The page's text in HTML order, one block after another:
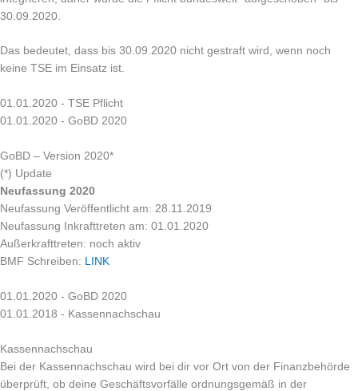
30.09.2020.
Das bedeutet, dass bis 30.09.2020 nicht gestraft wird, wenn noch
keine TSE im Einsatz ist.
01.01.2020 - TSE Pflicht
01.01.2020 - GoBD 2020
GoBD – Version 2020*
(*) Update
Neufassung 2020
Neufassung Veröffentlicht am: 28.11.2019
Neufassung Inkrafttreten am: 01.01.2020
Außerkrafttreten: noch aktiv
BMF Schreiben: LINK
01.01.2020 - GoBD 2020
01.01.2018 - Kassennachschau
Kassennachschau
Bei der Kassennachschau wird bei dir vor Ort von der Finanzbehörde
überprüft, ob deine Geschäftsvorfälle ordnungsgemäß in der